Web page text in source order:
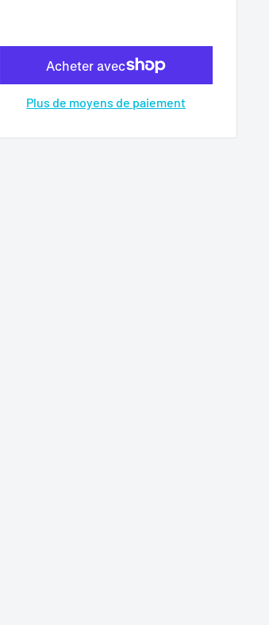
Plus de moyens de paiement